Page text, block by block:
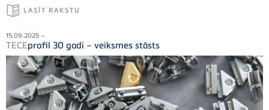
LASĪT RAKSTU
15.09.2025 –
TECEprofil 30 gadi – veiksmes stāsts